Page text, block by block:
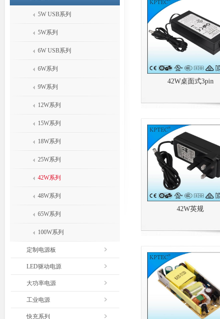
5W USB系列
5W系列
6W USB系列
6W系列
9W系列
12W系列
15W系列
18W系列
25W系列
42W系列
48W系列
65W系列
100W系列
定制电源板
LED驱动电源
大功率电源
工业电源
快充系列
42W桌面式3pin
42W英规